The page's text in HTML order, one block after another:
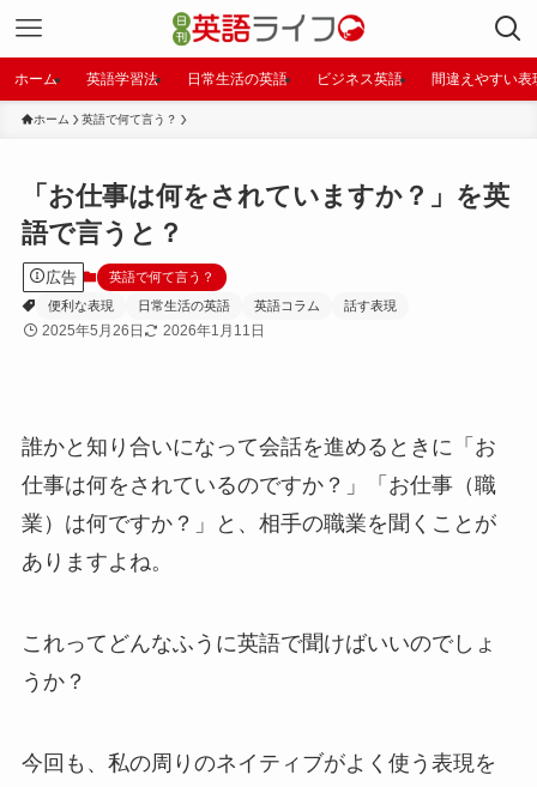
ホーム 英語学習法 日常生活の英語 ビジネス英語 間違えやすい表
ホーム 英語で何て言う？
「お仕事は何をされていますか？」を英
語で言うと？
広告
英語で何て言う？
便利な表現
日常生活の英語 英語コラム 話す表現
2025年5月26日 2026年1月11日
誰かと知り合いになって会話を進めるときに「お
仕事は何をされているのですか？」「お仕事（職
業）は何ですか？」と、相手の職業を聞くことが
ありますよね。
これってどんなふうに英語で聞けばいいのでしょ
うか？
今回も、私の周りのネイティブがよく使う表現を